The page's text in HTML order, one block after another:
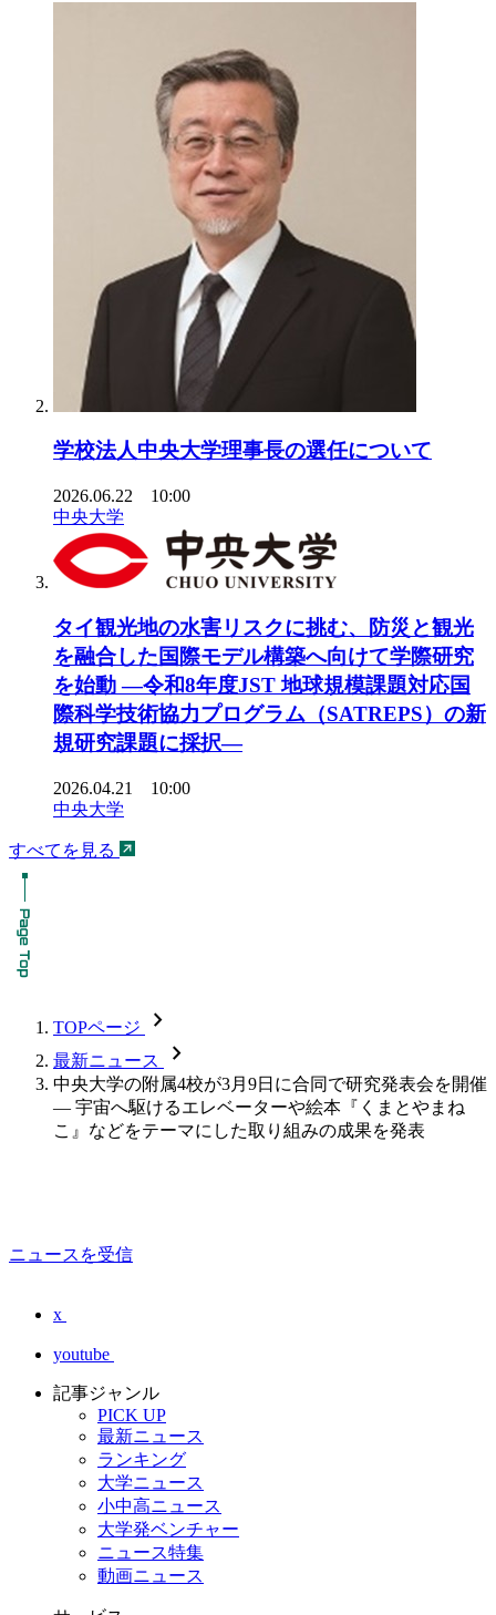
学校法人中央大学理事長の選任について
2026.06.22 10:00
中央大学
タイ観光地の水害リスクに挑む、防災と観光
を融合した国際モデル構築へ向けて学際研究
を始動 ―令和8年度JST 地球規模課題対応国
際科学技術協力プログラム（SATREPS）の新
規研究課題に採択―
2026.04.21 10:00
中央大学
すべてを見る
TOPページ chevron_forward
最新ニュース chevron_forward
中央大学の附属4校が3月9日に合同で研究発表会を開催
— 宇宙へ駆けるエレベーターや絵本『くまとやまね
こ』などをテーマにした取り組みの成果を発表
ニュースを受信
x
youtube
記事ジャンル
PICK UP
最新ニュース
ランキング
大学ニュース
小中高ニュース
大学発ベンチャー
ニュース特集
動画ニュース